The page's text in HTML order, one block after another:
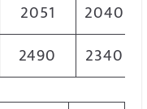
2051
2040
2490 2340